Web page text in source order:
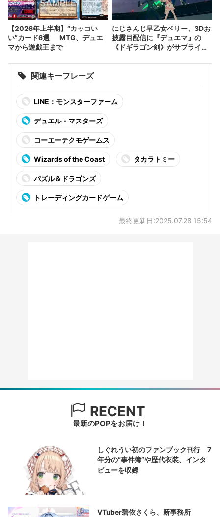
【2026年上半期】“カッコい
い”カード6選──MTG、デュエ
マから遊戯王まで
にじさんじ早乙女ベリー、3Dお
披露目配信に『デュエマ』の
《ドギラゴン剣》がサプライズ
関連キーフレーズ
LINE：モンスターファーム
デュエル・マスターズ
コーエーテクモゲームス
Wizards of the Coast タカラトミー
パズル＆ドラゴンズ
トレーディングカードゲーム
最終更新日:2025.07.28 15:54
RECENT
最新のPOPをお届け！
しぐれうい初のファンブック刊行 7
年分の“事件簿”や歴代衣装、インタ
ビューを収録
VTuber碧依さくら、新事務所